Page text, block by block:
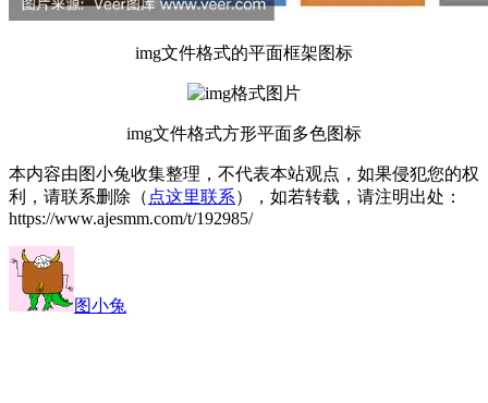
img文件格式的平面框架图标
img文件格式方形平面多色图标
本内容由图小兔收集整理，不代表本站观点，如果侵犯您的权
利，请联系删除（ 点这里联系），如若转载，请注明出处：
https://www.ajesmm.com/t/192985/
图小兔